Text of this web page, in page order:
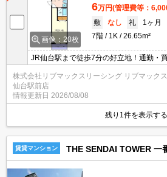
画像：20枚
6万円(管理費等：
敷
なし 礼
1ヶ月
7階
1K 26.65m²
JR仙台駅まで徒歩7分の好立地！通勤・
で、単身の方にお勧め！宅配ボックスも
取れて便利。モニタ付オートロックで防
株式会社リブマックスリーシング リブマックス
仙台駅前店
情報更新日 2026/08/08
残り1件を表示する
賃貸マンション THE SENDAI TOWER 一